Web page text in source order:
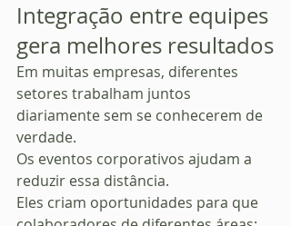
Integração entre equipes
gera melhores resultados
Em muitas empresas, diferentes
setores trabalham juntos
diariamente sem se conhecerem de
verdade.
Os eventos corporativos ajudam a
reduzir essa distância.
Eles criam oportunidades para que